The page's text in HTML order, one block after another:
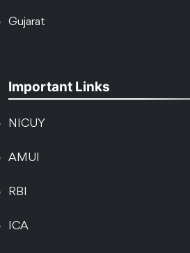
Gujarat
Important Links
NICUY
AMUI
RBI
ICA